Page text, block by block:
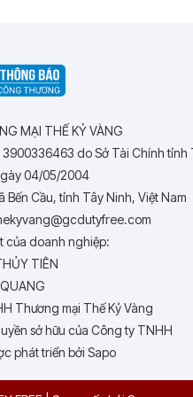
MẠI THẾ KỶ VÀNG
do Sở Tài Chính tỉnh
04/05/2004
Cầu, tỉnh Tây Ninh, Việt Nam
của doanh nghiệp:
TIÊN
Thương mại Thế Kỷ Vàng
sở hữu của Công ty TNHH
phát triển bởi Sapo